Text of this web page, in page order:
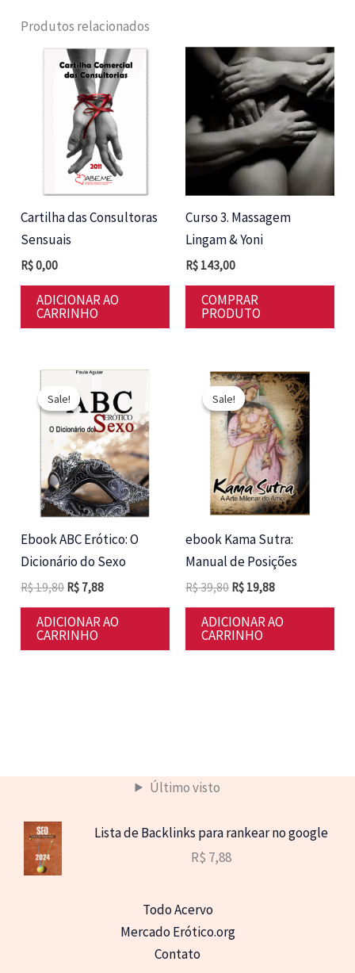
Produtos relacionados
Cartilha das Consultoras
Sensuais
R$0,00
ADICIONAR AO
CARRINHO
Curso 3. Massagem
Lingam & Yoni
R$ 143,00
COMPRAR
PRODUTO
Sale!
Sale!
Ebook ABC Erótico: O
Dicionário do Sexo
R$19,80 O
original
era:
R$ 19,80.
R$ 7,88O
atual
é:
R$ 7,88.
ADICIONAR AO
CARRINHO
Sale!
Sale!
ebook Kama Sutra:
Manual de Posições
R$39,80 O
original
era:
R$ 39,80.
R$ 19,88O
atual
é:
R$ 19,88.
ADICIONAR AO
CARRINHO
Último visto
Lista de Backlinks para rankear no google
R$ 7,88
Todo Acervo
Mercado Erótico.org
Contato